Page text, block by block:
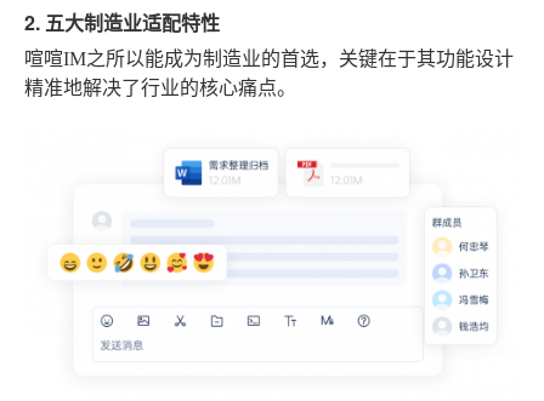
2. 五大制造业适配特性
喧喧IM之所以能成为制造业的首选，关键在于其功能设计
精准地解决了行业的核心痛点。